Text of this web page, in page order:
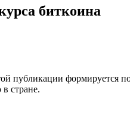
биткоина
публикации формируется
стране.